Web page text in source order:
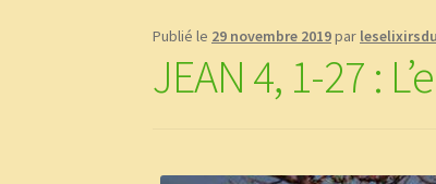
Publié le 29 novembre 2019par
JEAN 4, 1-27 :